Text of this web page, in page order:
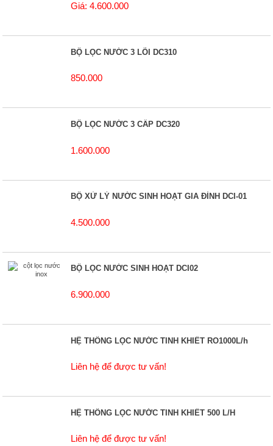
Giá: 4.600.000
BỘ LỌC NƯỚC 3 LÕI DC310
850.000
BỘ LỌC NƯỚC 3 CẤP DC320
1.600.000
BỘ XỬ LÝ NƯỚC SINH HOẠT GIA ĐÌNH DCI-01
4.500.000
BỘ LỌC NƯỚC SINH HOẠT DCI02
6.900.000
HỆ THỐNG LỌC NƯỚC TINH KHIẾT RO1000L/h
Liên hệ để được tư vấn!
HỆ THỐNG LỌC NƯỚC TINH KHIẾT 500 L/H
Liên hệ để được tư vấn!